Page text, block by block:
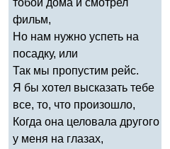
тобой дома и смотрел
фильм,
Но нам нужно успеть на
посадку, или
Так мы пропустим рейс.
Я бы хотел высказать тебе
все, то, что произошло,
Когда она целовала другого
у меня на глазах,